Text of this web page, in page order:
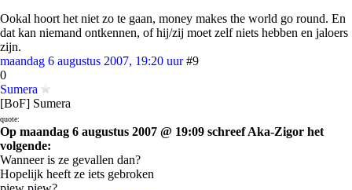
Ookal hoort het niet zo te gaan, money makes the world go round. En
dat kan niemand ontkennen, of hij/zij moet zelf niets hebben en jaloers
zijn.
maandag 6 augustus 2007, 19:20 uur #9
0
Sumera
[BoF] Sumera
quote:
Op maandag 6 augustus 2007 @ 19:09 schreef Aka-Zigor het
volgende:
Wanneer is ze gevallen dan?
Hopelijk heeft ze iets gebroken